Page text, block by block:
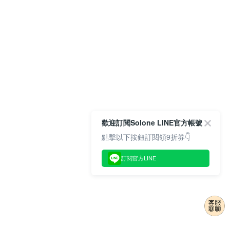
歡迎訂閱Solone LINE官方帳號
點擊以下按鈕訂閱領9折券👇
訂閱官方LINE